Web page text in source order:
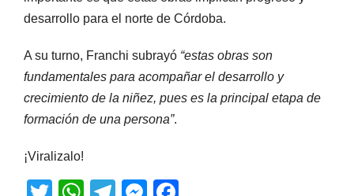
desarrollo para el norte de Córdoba.
A su turno, Franchi subrayó “estas obras son
fundamentales para acompañar el desarrollo y
crecimiento de la niñez, pues es la principal etapa de
formación de una persona”.
¡Viralizalo!